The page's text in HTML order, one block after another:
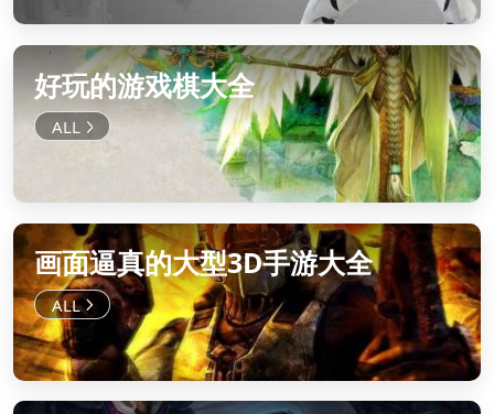
好玩的游戏棋大全
画面逼真的大型3D手游大全